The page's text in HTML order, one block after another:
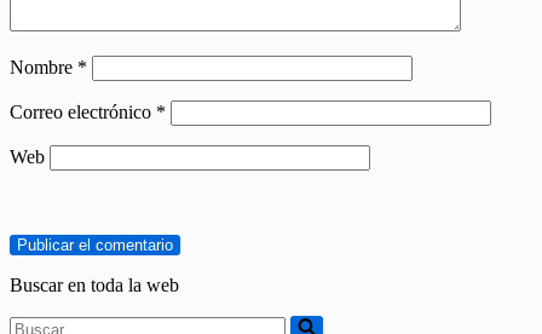
Nombre *
Correo electrónico *
Web
Buscar en toda la web
Buscar...